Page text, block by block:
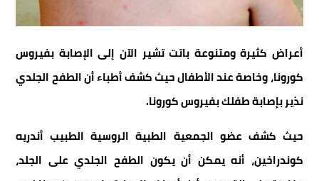
أعراض كثيرة ومتنوعة باتت تشير الآن إلى الإصابة بفيروس
كورونا، وخاصة عند الأطفال حيث كشف أطباء أن الطفح الجلدي
نذير بإصابة طفلك بفيروس كورونا.
حيث كشف عضو الجمعية الطبية الروسية الطبيب أندريه
كوندراخين، أنه يمكن أن يكون الطفح الجلدي على الجلد،